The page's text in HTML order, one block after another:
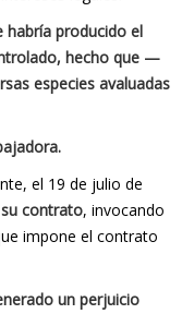
habría producido el
hecho que —
especies avaluadas
el 19 de julio de
contrato, invocando
impone el contrato
un perjuicio